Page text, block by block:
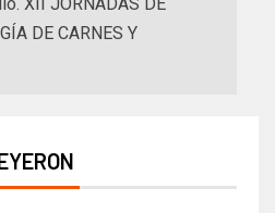
DE CARNES Y